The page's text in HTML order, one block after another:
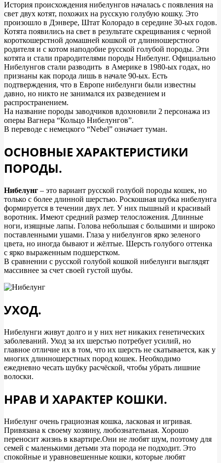
История происхождения нибелунгов началась с появления на
свет двух котят, похожих на русскую голубую кошку. Это
произошло в Дэнвере, Штат Колорадо в середине 30-ых годов.
Котята появились на свет в результате скрещивания с черной
короткошерстной домашней кошкой от длинношерстного
родителя и с котом наподобие русской голубой породы. Эти
котята и стали прародителями породы Нибелунг. Официально
Нибелунгов стали разводить в Америке в 1980-ых годах, но
признаны как порода лишь в начале 90-ых. Есть
подтверждения, что в Европе нибелунги были известны
давно, но никто не занимался их разведением и
распространением.
На название породы заводчиков вдохновили 2 персонажа из
оперы Вагнера “Кольцо Нибелунгов”.
В переводе с немецкого “Nebel” означает туман.
ОСНОВНЫЕ ХАРАКТЕРИСТИКИ
ПОРОДЫ.
Нибелунг – это вариант русской голубой породы кошек, но
только с более длинной шерстью. Роскошная шубка нибелунга
формируется в течении двух лет. У них пышный и красивый
воротник. Имеют средний размер телосложения. Длинные
ноги, изящные лапы. Голова небольшая с большими и широко
поставленными ушами. Глаза у нибелунгов ярко зеленого
цвета, но иногда бывают и жёлтые. Шерсть голубого оттенка
с ярко выраженным подшерстком.
В сравнении с русской голубой кошкой нибелунги выглядят
массивнее за счет своей густой шубы.
УХОД.
Нибелунги живут долго и у них нет никаких генетических
заболеваний. Уход за их шерстью потребует усилий, но
главное отличие их в том, что их шерсть не скатывается, как у
многих длинношерстных пород кошек. Необходимо
ежедневно чесать шубку расчёской, чтобы убрать лишние
волоски.
НРАВ И ХАРАКТЕР КОШКИ.
Нибелунг очень грациозная кошка, ласковая и игривая.
Привязана к своему хозяину, любознательная. Хорошо
переносит жизнь в квартире.Они не любят шум, поэтому для
семей с маленькими детьми эта порода не подходит. Это
спокойные и уравновешенные кошки, которые любят